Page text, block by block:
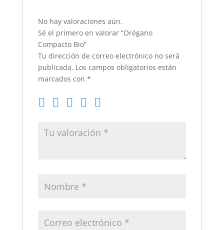
No hay valoraciones aún.
Sé el primero en valorar “Orégano
Compacto Bio”
Tu dirección de correo electrónico no será
publicada. Los campos obligatorios están
marcados con *